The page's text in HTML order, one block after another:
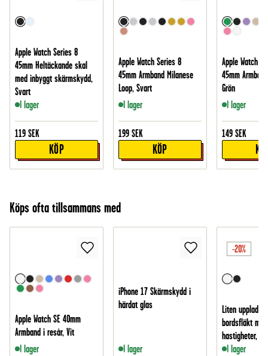
Apple Watch Series 8
45mm Heltäckande skal
med inbyggt skärmskydd,
Svart
I lager
119 SEK
KÖP
Apple Watch Series 8
45mm Armband Milanese
Loop, Svart
I lager
199 SEK
KÖP
Apple Watch
45mm
Grön
I lager
149 SEK
Köps ofta tillsammans med
Apple Watch SE 40mm
Armband i resår, Vit
I lager
iPhone 17 Skärmskydd i
härdat glas
I lager
-20%
Liten
bordsfläkt
hastigheter, Vit
I lager